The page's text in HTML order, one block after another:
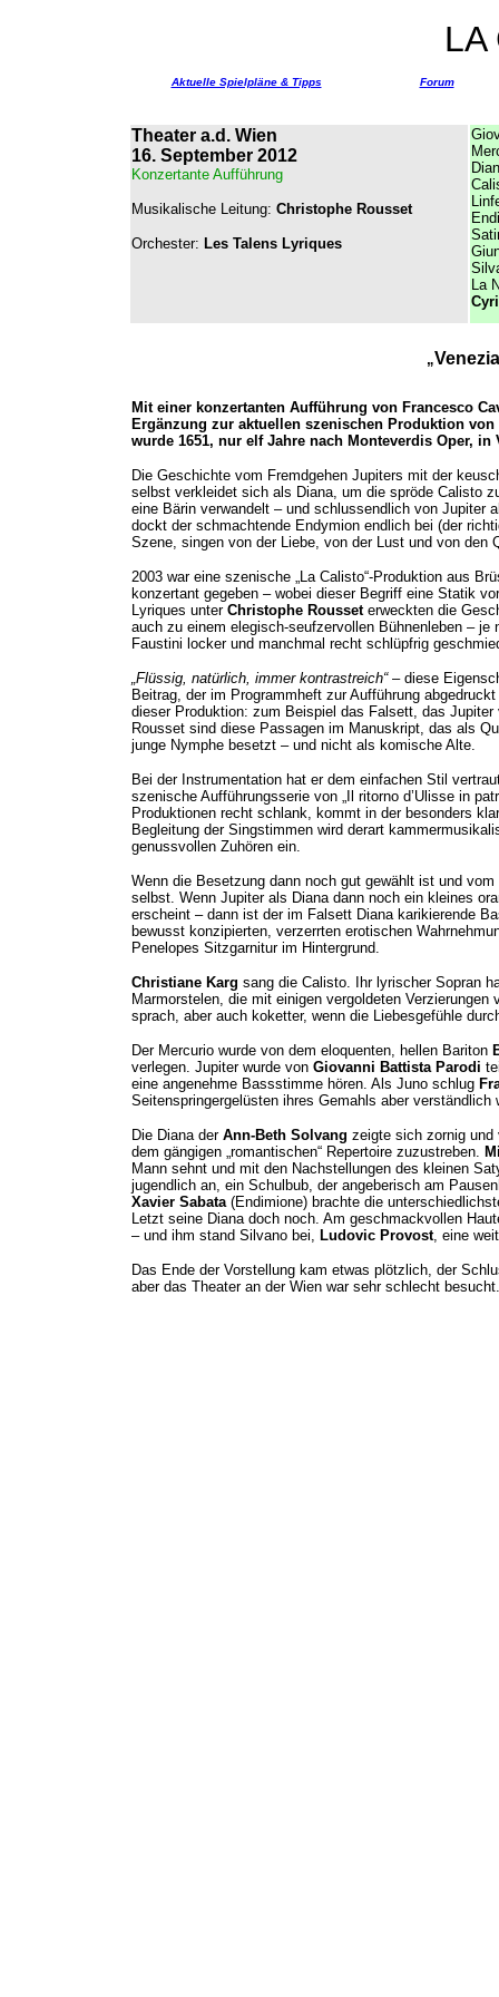
LA
Aktuelle Spielpläne & Tipps Forum
Theater a.d. Wien
16. September 2012
Konzertante Aufführung
Musikalische Leitung: Christophe Rousset
Orchester: Les Talens Lyriques
La
„
Mit einer konzertanten Aufführung von Francesco
Ergänzung zur aktuellen szenischen Produktion
wurde 1651, nur elf Jahre nach Monteverdis Oper, in
Die Geschichte vom Fremdgehen Jupiters mit der
selbst verkleidet sich als Diana, um die spröde Calisto
eine Bärin verwandelt – und schlussendlich von Jupiter
dockt der schmachtende Endymion endlich bei (der
Szene, singen von der Liebe, von der Lust und von den
2003 war eine szenische „La Calisto“-Produktion aus
konzertant gegeben – wobei dieser Begriff eine Statik
Lyriques unterChristophe Rousset erweckten die
auch zu einem elegisch-seufzervollen Bühnenleben –
Faustini locker und manchmal recht schlüpfrig
„Flüssig, natürlich, immer kontrastreich“– diese
Beitrag, der im Programmheft zur Aufführung
dieser Produktion: zum Beispiel das Falsett, das
Rousset sind diese Passagen im Manuskript, das als
junge Nymphe besetzt – und nicht als komische Alte.
Bei der Instrumentation hat er dem einfachen Stil
szenische Aufführungsserie von „Il ritorno d’Ulisse in
Produktionen recht schlank, kommt in der besonders
Begleitung der Singstimmen wird derart
genussvollen Zuhören ein.
Wenn die Besetzung dann noch gut gewählt ist und
selbst. Wenn Jupiter als Diana dann noch ein kleines
erscheint – dann ist der im Falsett Diana karikierende
bewusst konzipierten, verzerrten erotischen
Penelopes Sitzgarnitur im Hintergrund.
Christiane Karg sang die Calisto. Ihr lyrischer Sopran
Marmorstelen, die mit einigen vergoldeten
sprach, aber auch koketter, wenn die Liebesgefühle
Der Mercurio wurde von dem eloquenten, hellen Bariton
verlegen. Jupiter wurde von Giovanni Battista Parodi
eine angenehme Bassstimme hören. Als Juno schlug
Seitenspringergelüsten ihres Gemahls aber verständlich
Die Diana derAnn-Beth Solvang zeigte sich zornig und
dem gängigen „romantischen“ Repertoire zuzustreben.
Mann sehnt und mit den Nachstellungen des kleinen
jugendlich an, ein Schulbub, der angeberisch am
Xavier Sabata(Endimione) brachte die
Letzt seine Diana doch noch. Am geschmackvollen
– und ihm stand Silvano bei, Ludovic Provost, eine
Das Ende der Vorstellung kam etwas plötzlich, der
aber das Theater an der Wien war sehr schlecht besucht.